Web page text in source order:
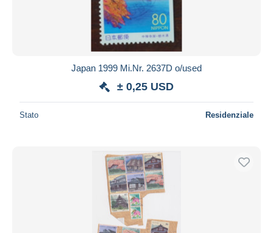
Japan 1999 Mi.Nr. 2637D o/used
± 0,25 USD
Stato Residenziale